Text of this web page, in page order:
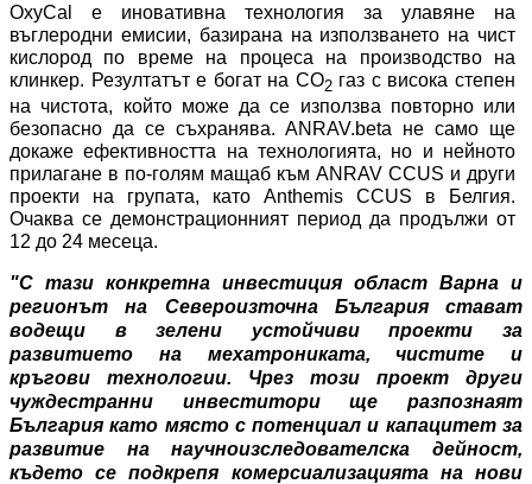
OxyCal е иновативна технология за улавяне на
въглеродни емисии, базирана на използването на чист
кислород по време на процеса на производство на
клинкер. Резултатът е богат на CO2 газ с висока степен
на чистота, който може да се използва повторно или
безопасно да се съхранява. ANRAV.beta не само ще
докаже ефективността на технологията, но и нейното
прилагане в по-голям мащаб към ANRAV CCUS и други
проекти на групата, като Anthemis CCUS в Белгия.
Очаква се демонстрационният период да продължи от
12 до 24 месеца.
"С тази конкретна инвестиция област Варна и
регионът на Североизточна България стават
водещи в зелени устойчиви проекти за
развитието на мехатрониката, чистите и
кръгови технологии. Чрез този проект други
чуждестранни инвеститори ще разпознаят
България като място с потенциал и капацитет за
развитие на научноизследователска дейност,
където се подкрепя комерсиализацията на нови